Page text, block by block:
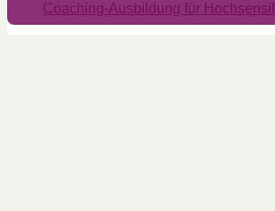
Coaching-Ausbildung für